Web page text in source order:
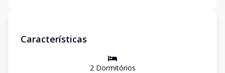
Características
2Dormitórios